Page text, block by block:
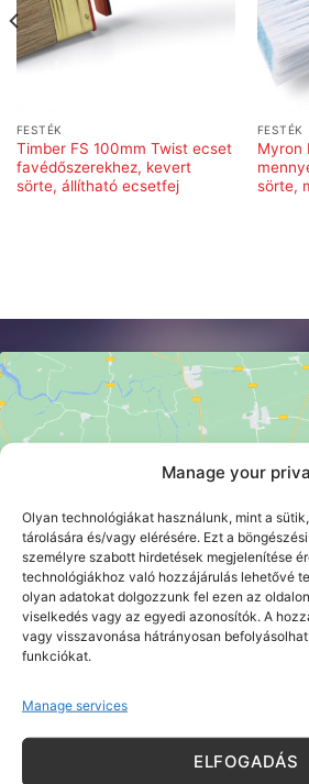
Manage your
Olyan technológiákat használunk, mint a
tárolására és/vagy elérésére. Ezt a
személyre szabott hirdetések megjelenítése
technológiákhoz való hozzájárulás lehetővé
olyan adatokat dolgozzunk fel ezen az
viselkedés vagy az egyedi azonosítók. A
vagy visszavonása hátrányosan
funkciókat.
Manage services
ELFOGADÁS
FESTÉK
Timber FS 100mm Twist ecset
favédőszerekhez, kevert
sörte, állítható ecsetfej
FESTÉK
Myron
sörte,
Click 'I agree' to enable
Cookie szabályzat
I AGREE
Kérdése van? Írjon